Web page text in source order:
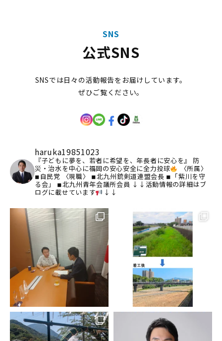
SNS
公式SNS
SNSでは日々の活動報告をお届けしています。
ぜひご覧ください。
haruka19851023
『子どもに夢を、若者に希望を、年長者に安心を』
防
災・治水を中心に福岡の安心安全に全力投球
〈所属〉
◾︎自民党 〈現職〉 ◾︎北九州銃剣道連盟会長 ◾︎「紫川を守
る会」
◾︎北九州青年会議所会員 ↓↓活動情報の詳細はブ
ログに載せています
↓↓